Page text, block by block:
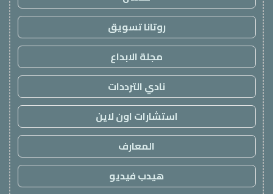
روتانا تسويق
مجلة الابداع
نادي الترددات
استشارات اون لاين
المعارف
هيدب فيديو